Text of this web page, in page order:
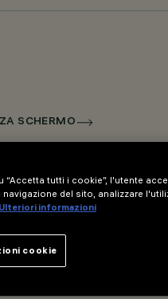
SCHERMO
- General Light – Senza
“Accetta tutti i cookie”, l'utente
navigazione del sito, analizzare
Ulteriori informazioni
cookie